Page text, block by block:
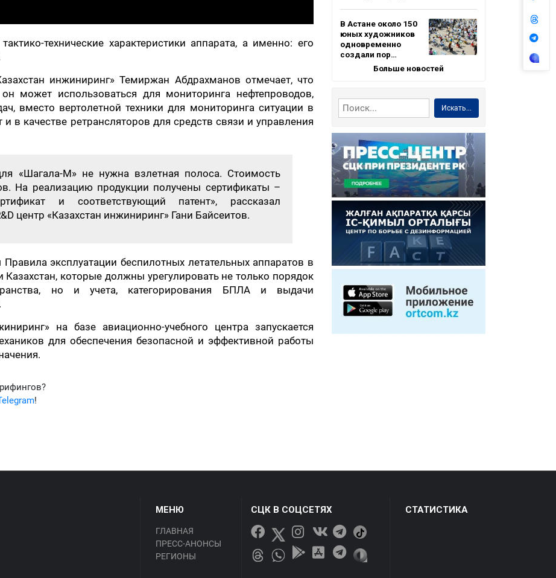
технические характеристики аппарата, а именно: его
инжиниринг» Темиржан Абдрахманов отмечает, что
может использоваться для мониторинга нефтепроводов,
вместо вертолетной техники для мониторинга ситуации в
в качестве ретрансляторов для средств связи и управления
«Шагала-М» не нужна взлетная полоса. Стоимость
На реализацию продукции получены сертификаты –
и соответствующий патент», рассказал
центр «Казахстан инжиниринг» Гани Байсеитов.
эксплуатации беспилотных летательных аппаратов в
которые должны урегулировать не только порядок
но и учета, категорирования БПЛА и выдачи
на базе авиационно-учебного центра запускается
для обеспечения безопасной и эффективной работы
!
В Астане около 150
юных художников
одновременно
создали пор…
Больше новостей
Искать...
МЕНЮ
ГЛАВНАЯ
ПРЕСС-АНОНСЫ
РЕГИОНЫ
СЦК В СОЦСЕТЯХ СТАТИСТИКА